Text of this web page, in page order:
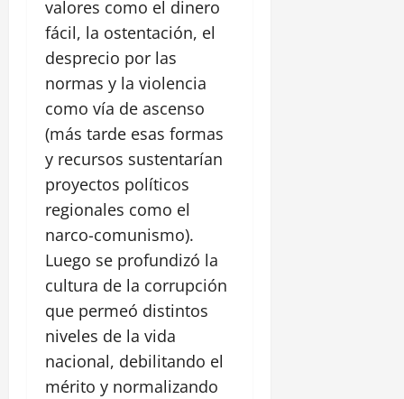
valores como el dinero
fácil, la ostentación, el
desprecio por las
normas y la violencia
como vía de ascenso
(más tarde esas formas
y recursos sustentarían
proyectos políticos
regionales como el
narco-comunismo).
Luego se profundizó la
cultura de la corrupción
que permeó distintos
niveles de la vida
nacional, debilitando el
mérito y normalizando